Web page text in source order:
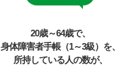
20歳～64歳で、
身体障害者手帳（1～3級）を、
所持している人の数が、